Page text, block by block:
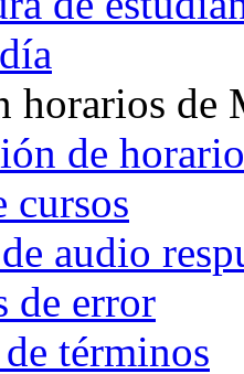
horarios de
de
cursos
audio
de error
términos